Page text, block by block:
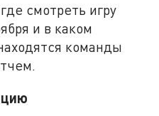
смотреть игру
и в каком
команды